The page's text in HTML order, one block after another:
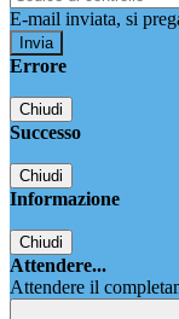
E-mail inviata, si
Errore
Chiudi
Successo
Chiudi
Informazione
Chiudi
Attendere...
Attendere il